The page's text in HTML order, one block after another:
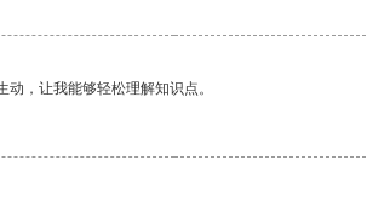
，让我能够轻松理解知识点。